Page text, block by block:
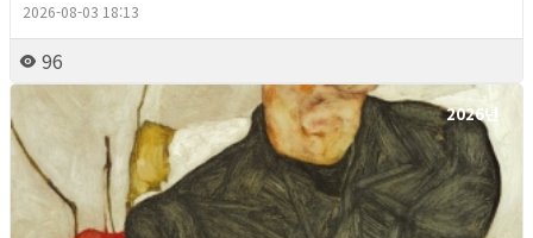
2026-08-03 18:13
96
2026년